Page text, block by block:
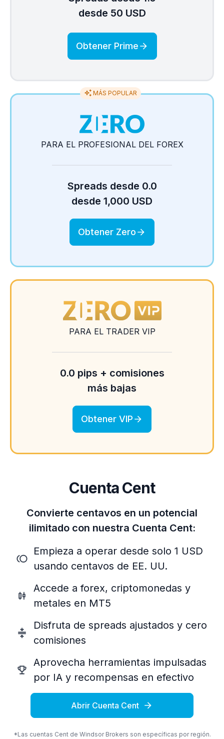
desde 50 USD
Obtener Prime
PARA EL PROFESIONAL DEL FOREX
Spreads desde 0.0
desde 1,000 USD
Obtener Zero
MÁS POPULAR
PARA EL TRADER VIP
0.0 pips + comisiones
más bajas
Obtener VIP
Cuenta Cent
Convierte centavos en un potencial
ilimitado con nuestra Cuenta Cent:
Empieza a operar desde solo 1 USD
usando centavos de EE. UU.
Accede a forex, criptomonedas y
metales en MT5
Disfruta de spreads ajustados y cero
comisiones
Aprovecha herramientas impulsadas
por IA y recompensas en efectivo
Abrir Cuenta Cent
*Las cuentas Cent de Windsor Brokers son específicas por región.